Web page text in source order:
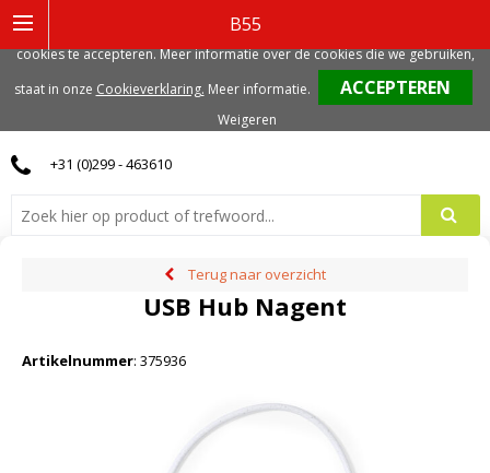
B55
0
+31 (0)299 - 463610
Terug naar overzicht
USB Hub Nagent
Artikelnummer: 375936
gerelateerde cookies. Voor de beste gebruikerservaring, adviseren we deze
cookies te accepteren. Meer informatie over de cookies die we gebruiken,
staat in onze Cookieverklaring. Meer informatie.
Weigeren